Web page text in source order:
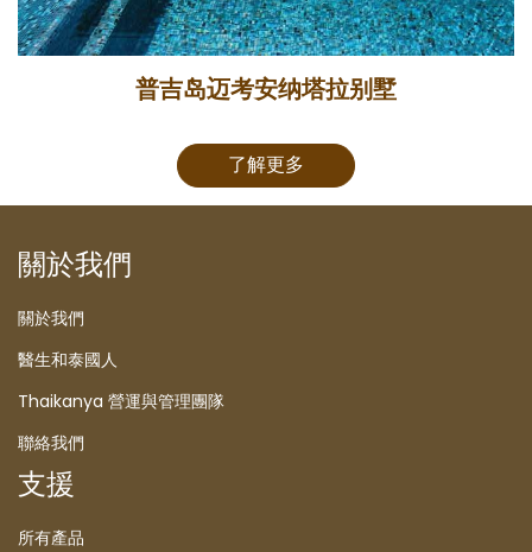
普吉岛迈考安纳塔拉别墅
了解更多
關於我們
關於我們
醫生和泰國人
Thaikanya 營運與管理團隊
聯絡我們
支援
所有產品